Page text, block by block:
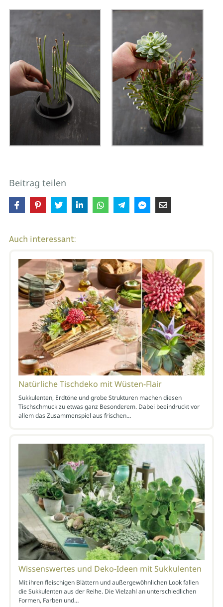
Beitrag teilen
Auch interessant:
Natürliche Tischdeko mit Wüsten-Flair
Sukkulenten, Erdtöne und grobe Strukturen machen diesen
Tischschmuck zu etwas ganz Besonderem. Dabei beeindruckt vor
allem das Zusammenspiel aus frischen…
Wissenswertes und Deko-Ideen mit Sukkulenten
Mit ihren fleischigen Blättern und außergewöhnlichen Look fallen
die Sukkulenten aus der Reihe. Die Vielzahl an unterschiedlichen
Formen, Farben und…